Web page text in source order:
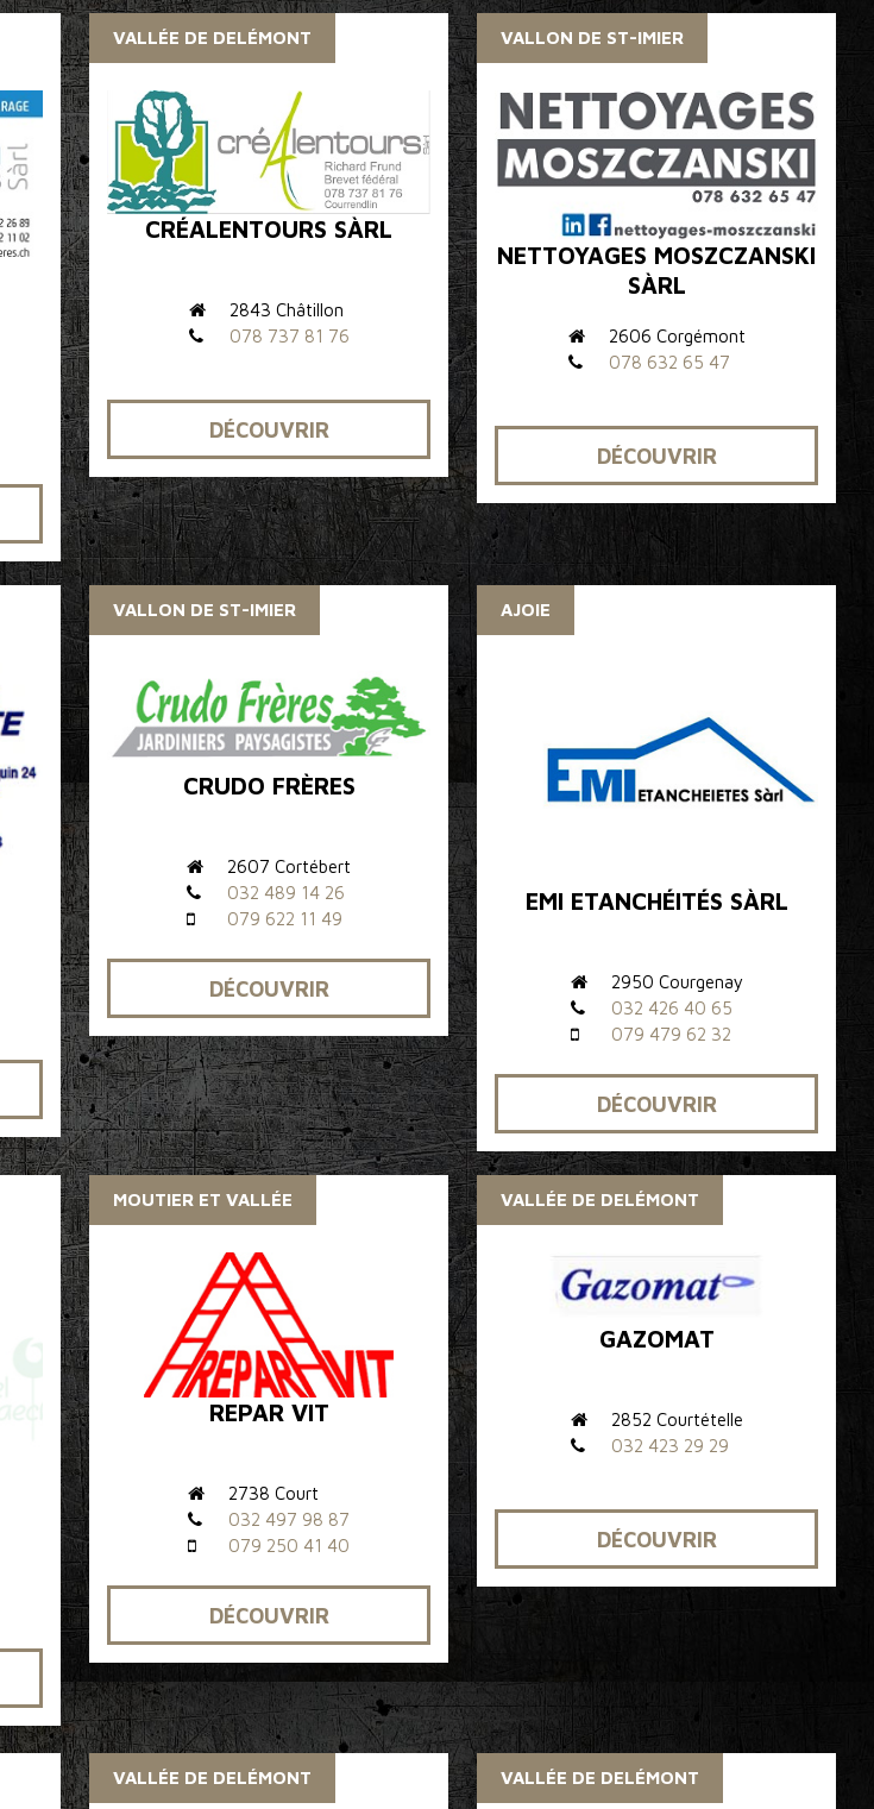
VALLÉE DE DELÉMONT
CRÉALENTOURS SÀRL
2843 Châtillon
078 737 81 76
DÉCOUVRIR
VALLON DE ST-IMIER
NETTOYAGES MOSZCZANSKI
SÀRL
2606 Corgémont
078 632 65 47
DÉCOUVRIR
VALLON DE ST-IMIER
CRUDO FRÈRES
2607 Cortébert
032 489 14 26
079 622 11 49
DÉCOUVRIR
AJOIE
EMI ETANCHÉITÉS SÀRL
2950 Courgenay
032 426 40 65
079 479 62 32
DÉCOUVRIR
MOUTIER ET VALLÉE
REPAR VIT
2738 Court
032 497 98 87
079 250 41 40
DÉCOUVRIR
VALLÉE DE DELÉMONT
GAZOMAT
2852 Courtételle
032 423 29 29
DÉCOUVRIR
VALLÉE DE DELÉMONT VALLÉE DE DELÉMONT